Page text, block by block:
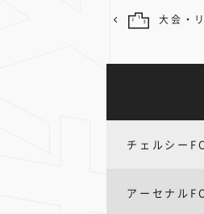
大会・
チェルシーFC
アーセナルFC